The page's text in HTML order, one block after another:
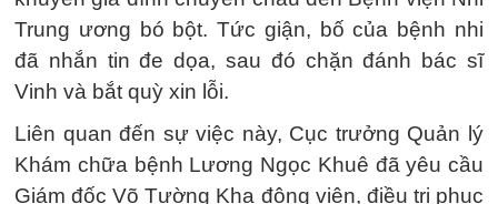
Trung ương bó bột. Tức giận, bố của bệnh nhi
đã nhắn tin đe dọa, sau đó chặn đánh bác sĩ
Vinh và bắt quỳ xin lỗi.
Liên quan đến sự việc này, Cục trưởng Quản lý
Khám chữa bệnh Lương Ngọc Khuê đã yêu cầu
Giám đốc Võ Tường Kha động viên, điều trị phục